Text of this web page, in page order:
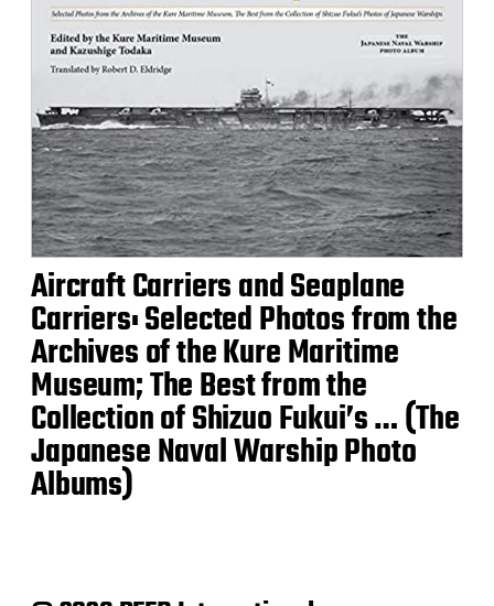
Aircraft Carriers and Seaplane
Carriers: Selected Photos from the
Archives of the Kure Maritime
Museum; The Best from the
Collection of Shizuo Fukui’s … (The
Japanese Naval Warship Photo
Albums)